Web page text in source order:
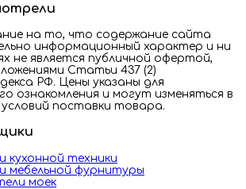
на то, что содержание сайта
информационный характер и ни
не является публичной офертой,
Статьи 437 (2)
РФ. Цены указаны для
ознакомления и могут изменяться в
поставки товара.
кухонной техники
мебельной фурнитуры
моек